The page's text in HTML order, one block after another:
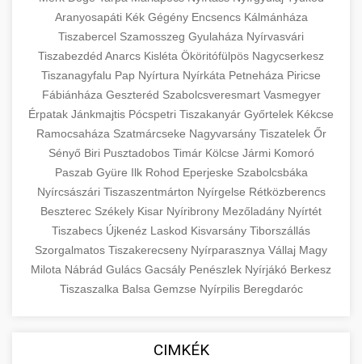
Aranyosapáti Kék Gégény Encsencs Kálmánháza
Tiszabercel Szamosszeg Gyulaháza Nyírvasvári
Tiszabezdéd Anarcs Kisléta Ököritófülpös Nagycserkesz
Tiszanagyfalu Pap Nyírtura Nyírkáta Petneháza Piricse
Fábiánháza Geszteréd Szabolcsveresmart Vasmegyer
Érpatak Jánkmajtis Pócspetri Tiszakanyár Győrtelek Kékcse
Ramocsaháza Szatmárcseke Nagyvarsány Tiszatelek Őr
Sényő Biri Pusztadobos Timár Kölcse Jármi Komoró
Paszab Gyüre Ilk Rohod Eperjeske Szabolcsbáka
Nyírcsászári Tiszaszentmárton Nyírgelse Rétközberencs
Beszterec Székely Kisar Nyíribrony Mezőladány Nyírtét
Tiszabecs Újkenéz Laskod Kisvarsány Tiborszállás
Szorgalmatos Tiszakerecseny Nyírparasznya Vállaj Magy
Milota Nábrád Gulács Gacsály Penészlek Nyírjákó Berkesz
Tiszaszalka Balsa Gemzse Nyírpilis Beregdaróc
CIMKÉK